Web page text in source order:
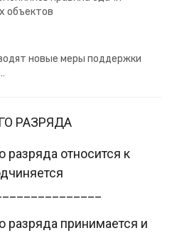
объектов
новые меры поддержки
РАЗРЯДА
разряда относится к
разряда принимается и